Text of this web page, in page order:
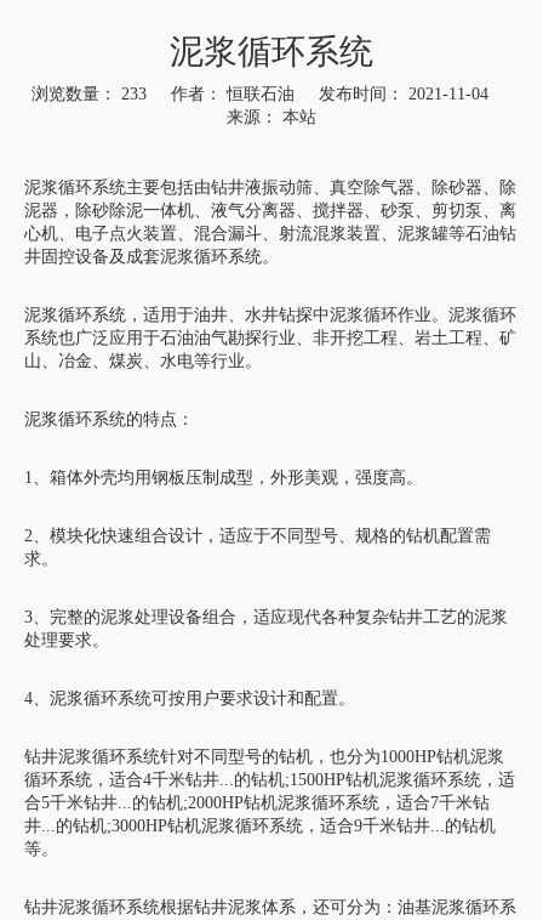
泥浆循环系统
浏览数量： 233作者： 恒联石油 发布时间： 2021-11-04
来源： 本站
泥浆循环系统主要包括由钻井液振动筛、真空除气器、除砂器、除
泥器，除砂除泥一体机、液气分离器、搅拌器、砂泵、剪切泵、离
心机、电子点火装置、混合漏斗、射流混浆装置、泥浆罐等石油钻
井固控设备及成套泥浆循环系统。
泥浆循环系统，适用于油井、水井钻探中泥浆循环作业。泥浆循环
系统也广泛应用于石油油气勘探行业、非开挖工程、岩土工程、矿
山、冶金、煤炭、水电等行业。
泥浆循环系统的特点：
1、箱体外壳均用钢板压制成型，外形美观，强度高。
2、模块化快速组合设计，适应于不同型号、规格的钻机配置需
求。
3、完整的泥浆处理设备组合，适应现代各种复杂钻井工艺的泥浆
处理要求。
4、泥浆循环系统可按用户要求设计和配置。
钻井泥浆循环系统针对不同型号的钻机，也分为1000HP钻机泥浆
循环系统，适合4千米钻井...的钻机;1500HP钻机泥浆循环系统，适
合5千米钻井...的钻机;2000HP钻机泥浆循环系统，适合7千米钻
井...的钻机;3000HP钻机泥浆循环系统，适合9千米钻井...的钻机
等。
钻井泥浆循环系统根据钻井泥浆体系，还可分为：油基泥浆循环系